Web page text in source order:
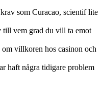
som Curacao, scientif lite
till vem grad du vill ta emot
villkoren hos casinon och
haft några tidigare problem